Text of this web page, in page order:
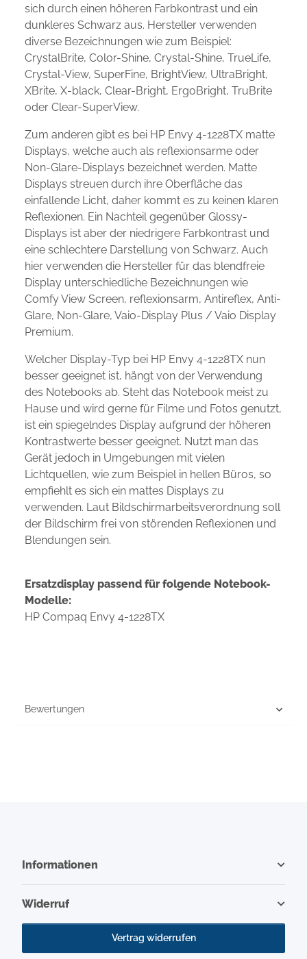
sich durch einen höheren Farbkontrast und ein
dunkleres Schwarz aus. Hersteller verwenden
diverse Bezeichnungen wie zum Beispiel:
CrystalBrite, Color-Shine, Crystal-Shine, TrueLife,
Crystal-View, SuperFine, BrightView, UltraBright,
XBrite, X-black, Clear-Bright, ErgoBright, TruBrite
oder Clear-SuperView.
Zum anderen gibt es bei HP Envy 4-1228TX matte
Displays, welche auch als reflexionsarme oder
Non-Glare-Displays bezeichnet werden. Matte
Displays streuen durch ihre Oberfläche das
einfallende Licht, daher kommt es zu keinen klaren
Reflexionen. Ein Nachteil gegenüber Glossy-
Displays ist aber der niedrigere Farbkontrast und
eine schlechtere Darstellung von Schwarz. Auch
hier verwenden die Hersteller für das blendfreie
Display unterschiedliche Bezeichnungen wie
Comfy View Screen, reflexionsarm, Antireflex, Anti-
Glare, Non-Glare, Vaio-Display Plus / Vaio Display
Premium.
Welcher Display-Typ bei HP Envy 4-1228TX nun
besser geeignet ist, hängt von der Verwendung
des Notebooks ab. Steht das Notebook meist zu
Hause und wird gerne für Filme und Fotos genutzt,
ist ein spiegelndes Display aufgrund der höheren
Kontrastwerte besser geeignet. Nutzt man das
Gerät jedoch in Umgebungen mit vielen
Lichtquellen, wie zum Beispiel in hellen Büros, so
empfiehlt es sich ein mattes Displays zu
verwenden. Laut Bildschirmarbeitsverordnung soll
der Bildschirm frei von störenden Reflexionen und
Blendungen sein.
Ersatzdisplay passend für folgende Notebook-
Modelle:
HP Compaq Envy 4-1228TX
Bewertungen
Informationen
Widerruf
Vertrag widerrufen